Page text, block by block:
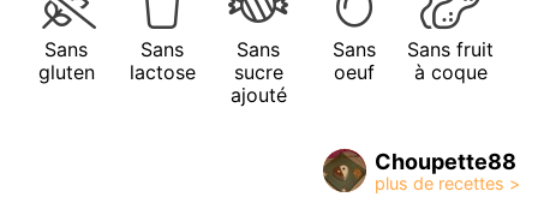
Sans
gluten
Sans
lactose
Sans
sucre
ajouté
Sans
oeuf
Sans fruit
à coque
Choupette88